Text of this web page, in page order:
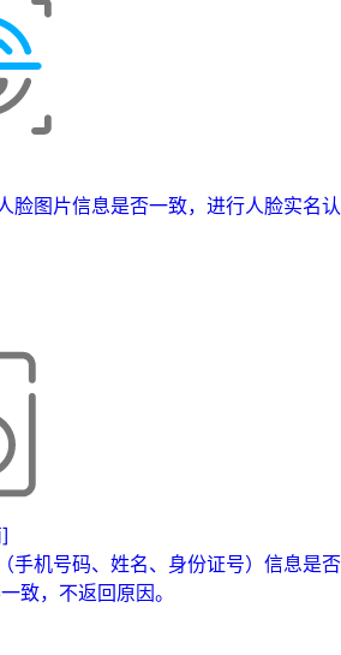
脸图片信息是否一致，进行人脸实名认
手机号码、姓名、身份证号）信息是否
致，不返回原因。